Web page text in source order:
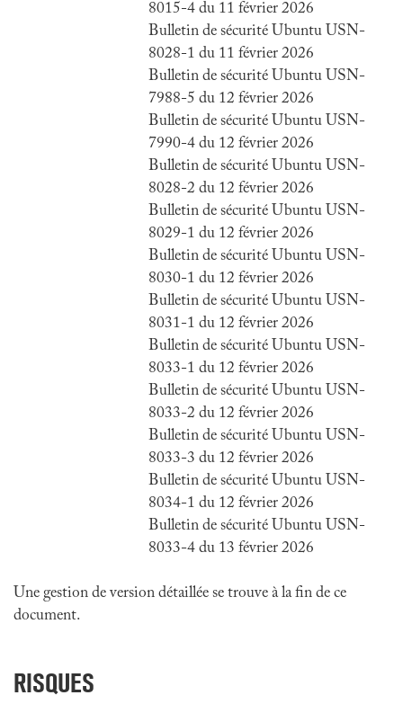
8015-4 du 11 février 2026
Bulletin de sécurité Ubuntu USN-
8028-1 du 11 février 2026
Bulletin de sécurité Ubuntu USN-
7988-5 du 12 février 2026
Bulletin de sécurité Ubuntu USN-
7990-4 du 12 février 2026
Bulletin de sécurité Ubuntu USN-
8028-2 du 12 février 2026
Bulletin de sécurité Ubuntu USN-
8029-1 du 12 février 2026
Bulletin de sécurité Ubuntu USN-
8030-1 du 12 février 2026
Bulletin de sécurité Ubuntu USN-
8031-1 du 12 février 2026
Bulletin de sécurité Ubuntu USN-
8033-1 du 12 février 2026
Bulletin de sécurité Ubuntu USN-
8033-2 du 12 février 2026
Bulletin de sécurité Ubuntu USN-
8033-3 du 12 février 2026
Bulletin de sécurité Ubuntu USN-
8034-1 du 12 février 2026
Bulletin de sécurité Ubuntu USN-
8033-4 du 13 février 2026
Une gestion de version détaillée se trouve à la fin de ce
document.
RISQUES